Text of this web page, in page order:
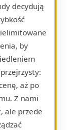
decydują
by
aż po
Z nami
ale przede